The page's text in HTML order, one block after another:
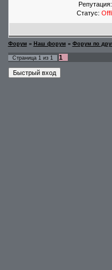
Репутация:
Статус:
Форум » Наш форум » Форум по
Страница 1из 1
1